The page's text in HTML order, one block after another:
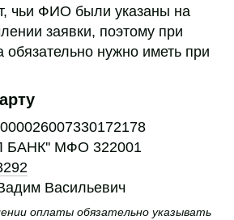
чьи ФИО были указаны на
заявки, поэтому при
обязательно нужно иметь при
МФО 322001
Васильевич
оплаты обязательно указывать